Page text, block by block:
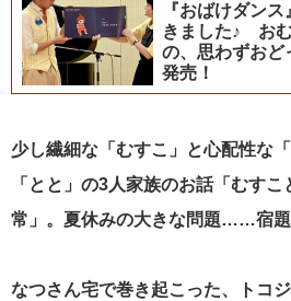
『おばけダン
きました♪ お
の、思わずおど
発売！
少し繊細な「むすこ」と心配性な
「とと」の3人家族のお話「むす
常」。夏休みの大きな問題……宿題
なつさん宅で巻き起こった、トコ